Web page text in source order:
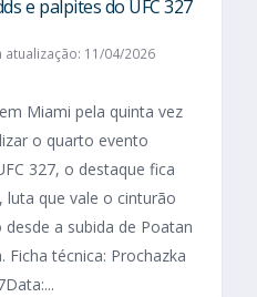
e palpites do UFC 327
atualização: 11/04/2026
Miami pela quinta vez
o quarto evento
327, o destaque fica
luta que vale o cinturão
a subida de Poatan
técnica: Prochazka